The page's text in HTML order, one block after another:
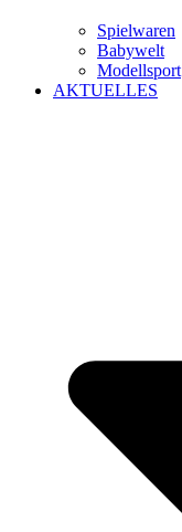
Spielwaren
Babywelt
Modellsport
AKTUELLES